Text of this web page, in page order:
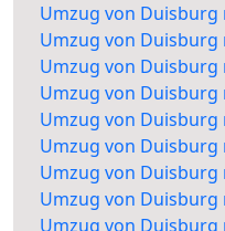
Umzug von
Umzug von Duisburg
Umzug von
Umzug von Duisburg
Umzug von Duisburg
Umzug von Duisburg
Umzug von Duisburg
Umzug von Duisburg
Umzug von Duisburg